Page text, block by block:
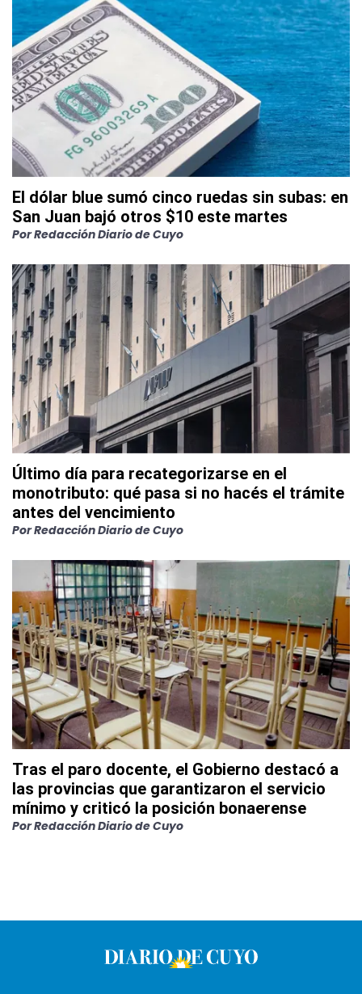
El dólar blue sumó cinco ruedas sin subas: en
San Juan bajó otros $10 este martes
PorRedacción Diario de Cuyo
Último día para recategorizarse en el
monotributo: qué pasa si no hacés el trámite
antes del vencimiento
PorRedacción Diario de Cuyo
Tras el paro docente, el Gobierno destacó a
las provincias que garantizaron el servicio
mínimo y criticó la posición bonaerense
PorRedacción Diario de Cuyo